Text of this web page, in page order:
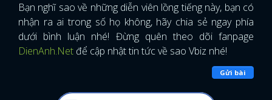
Bạn nghĩ sao về những diễn viên lồng tiếng này, bạn có
nhận ra ai trong số họ không, hãy chia sẻ ngay phía
dưới bình luận nhé! Đừng quên theo dõi fanpage
DienAnh.Net để cập nhật tin tức về sao Vbiz nhé!
Gửi bài